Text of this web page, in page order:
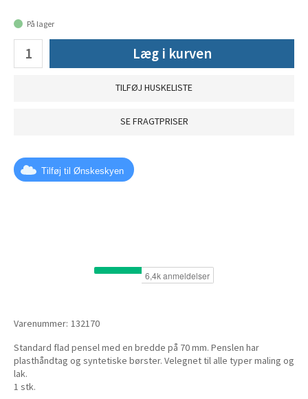
På lager
Læg i kurven
TILFØJ HUSKELISTE
SE FRAGTPRISER
Tilføj til Ønskeskyen
Varenummer: 132170
Standard flad pensel med en bredde på 70 mm. Penslen har
plasthåndtag og syntetiske børster. Velegnet til alle typer maling og
lak.
1 stk.